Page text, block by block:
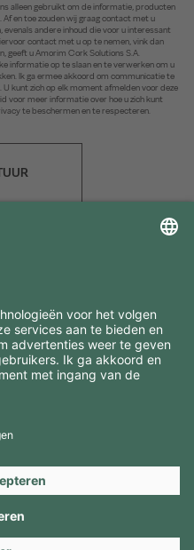
alleen gebruikt om de informatie, producten
en toe zouden wij graag contact met u
andere inhoud die voor u interessant
contact met u op te nemen, vink dan
geeft u Amorim Cork Solutions S.A.
informatie op te slaan en te verwerken om u
Ik ga ermee akkoord om communicatie te
kunt zich op elk moment afmelden voor deze
voor meer informatie over hoe u zich kunt
te beschermen en te respecteren.